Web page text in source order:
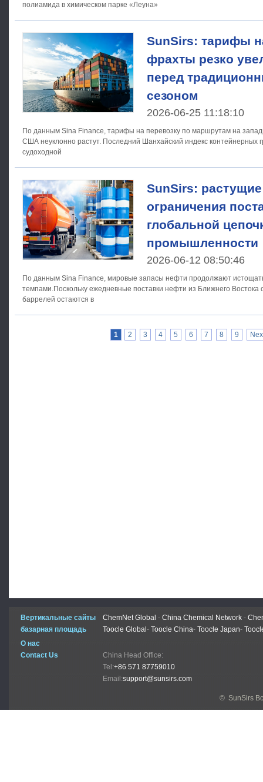
полиамида в химическом парке «Леуна»
SunSirs: тарифы
фрахты резко
перед
сезоном
2026-06-25 11:18:10
По данным Sina Finance, тарифы на перевозку по маршрутам на
США неуклонно растут. Последний Шанхайский индекс контейнерных грузов (SCFI) от Шанхайской
судоходной
SunSirs:
ограничения
глобальной
промышленности
2026-06-12 08:50:46
По данным Sina Finance, мировые запасы нефти продолжают
темпами.Поскольку ежедневные поставки нефти из Ближнего Востока
баррелей остаются в
1 2 3 4 5 6 7 8 9
Вертикальные сайты ChemNet Global - China Chemical Network -
базарная площадь
Toocle Global - Toocle China- Toocle Japan-
О нас
Contact Us
China Head Office:
Tel:+86 571 87759010
Email:support@sunsirs.com
© SunSirs